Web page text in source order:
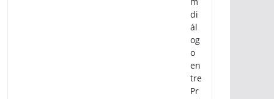
di
ál
og
o
en
tre
Pr